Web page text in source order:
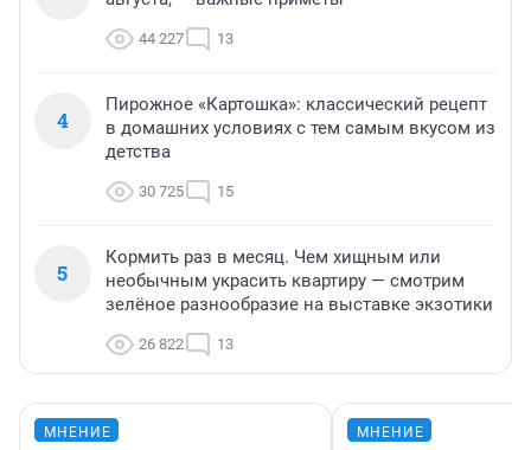
44 227 13
4
Пирожное «Картошка»: классический рецепт
в домашних условиях с тем самым вкусом из
детства
30 725 15
5
Кормить раз в месяц. Чем хищным или
необычным украсить квартиру — смотрим
зелёное разнообразие на выставке экзотики
26 822 13
МНЕНИЕ МНЕНИЕ